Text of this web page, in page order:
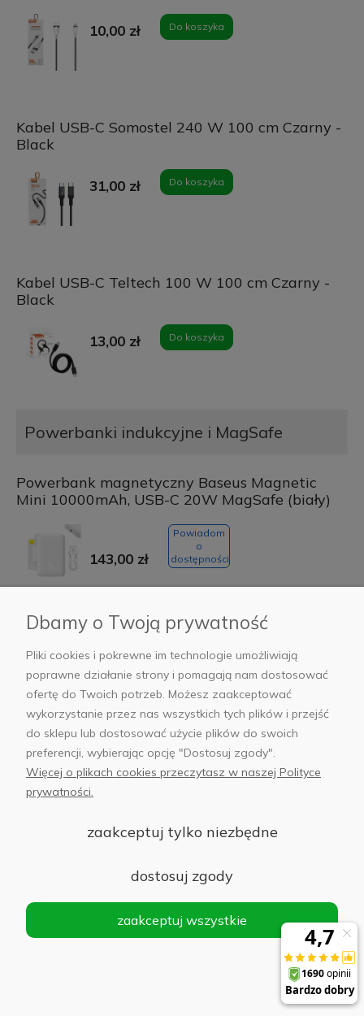
10,00 zł Do koszyka
Kabel USB-C Somostel 240 W 100 cm Czarny -
Black
31,00 zł Do koszyka
Kabel USB-C Teltech 100 W 100 cm Czarny -
Black
13,00 zł Do koszyka
Powerbanki indukcyjne i MagSafe
Powerbank magnetyczny Baseus Magnetic
Mini 10000mAh, USB-C 20W MagSafe (biały)
143,00 zł
Powiadom
o
dostępności
Powerbank magnetyczny 5000mAh Ugreen
PB560, USB-C, 15W (beżowy)
90,00 zł Do koszyka
Powerbank magnetyczny Ecobox Powerbank
Powerbank magnetyczny Teltech TPM-10
Dbamy o Twoją prywatność
Pliki cookies i pokrewne im technologie umożliwiają
poprawne działanie strony i pomagają nam dostosować
ofertę do Twoich potrzeb. Możesz zaakceptować
wykorzystanie przez nas wszystkich tych plików i przejść
do sklepu lub dostosować użycie plików do swoich
preferencji, wybierając opcję "Dostosuj zgody".
Więcej o plikach cookies przeczytasz w naszej Polityce
prywatności.
zaakceptuj tylko niezbędne
dostosuj zgody
zaakceptuj wszystkie